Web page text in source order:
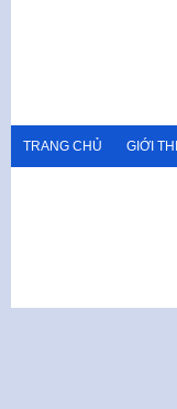
TRANG CHỦ GIỚI